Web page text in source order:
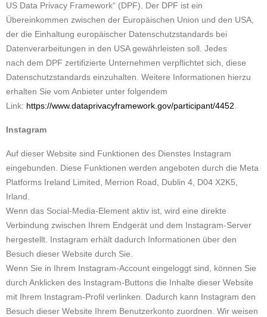
US Data Privacy Framework“ (DPF). Der DPF ist ein
Übereinkommen zwischen der Europäischen Union und den USA,
der die Einhaltung europäischer Datenschutzstandards bei
Datenverarbeitungen in den USA gewährleisten soll. Jedes
nach dem DPF zertifizierte Unternehmen verpflichtet sich, diese
Datenschutzstandards einzuhalten. Weitere Informationen hierzu
erhalten Sie vom Anbieter unter folgendem
Link: https://www.dataprivacyframework.gov/participant/4452
Instagram
Auf dieser Website sind Funktionen des Dienstes Instagram
eingebunden. Diese Funktionen werden angeboten durch die Meta
Platforms Ireland Limited, Merrion Road, Dublin 4, D04 X2K5,
Irland.
Wenn das Social-Media-Element aktiv ist, wird eine direkte
Verbindung zwischen Ihrem Endgerät und dem Instagram-Server
hergestellt. Instagram erhält dadurch Informationen über den
Besuch dieser Website durch Sie.
Wenn Sie in Ihrem Instagram-Account eingeloggt sind, können Sie
durch Anklicken des Instagram-Buttons die Inhalte dieser Website
mit Ihrem Instagram-Profil verlinken. Dadurch kann Instagram den
Besuch dieser Website Ihrem Benutzerkonto zuordnen. Wir weisen